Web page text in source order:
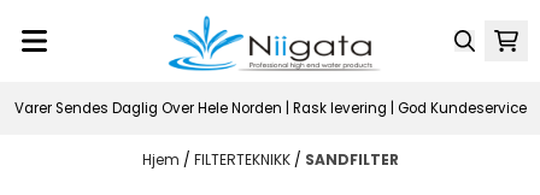
Varer Sendes Daglig Over Hele Norden | Rask levering | God Kundeservice
Hjem / FILTERTEKNIKK / SANDFILTER